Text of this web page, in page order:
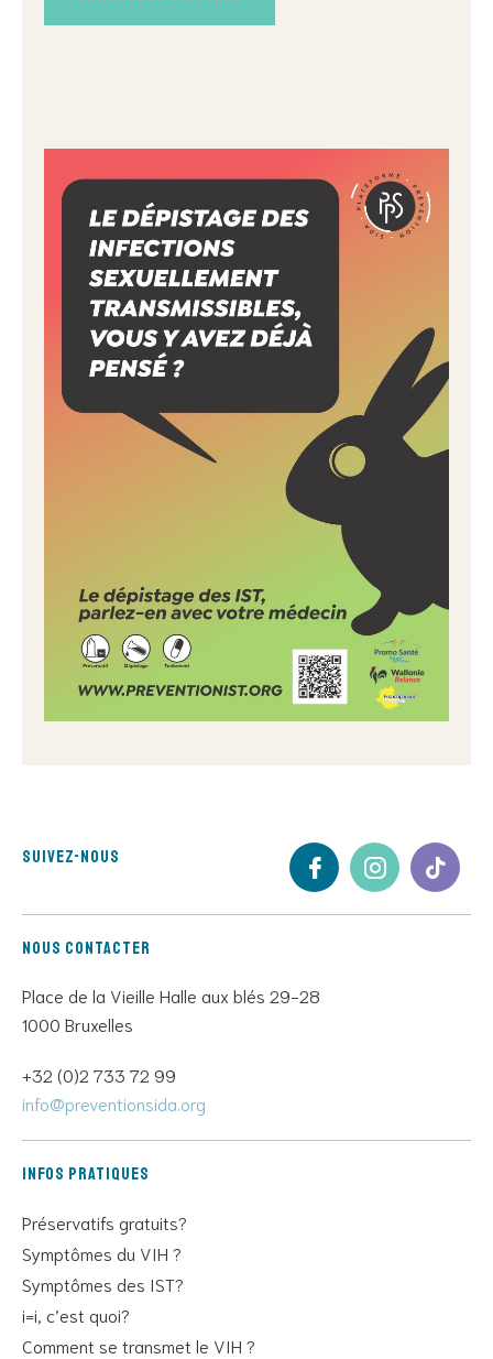
Suivez-nous
Nous contacter
Place de la Vieille Halle aux blés 29-28
1000 Bruxelles
+32 (0)2 733 72 99
info@preventionsida.org
Infos pratiques
Préservatifs gratuits?
Symptômes du VIH ?
Symptômes des IST?
i=i, c’est quoi?
Comment se transmet le VIH ?